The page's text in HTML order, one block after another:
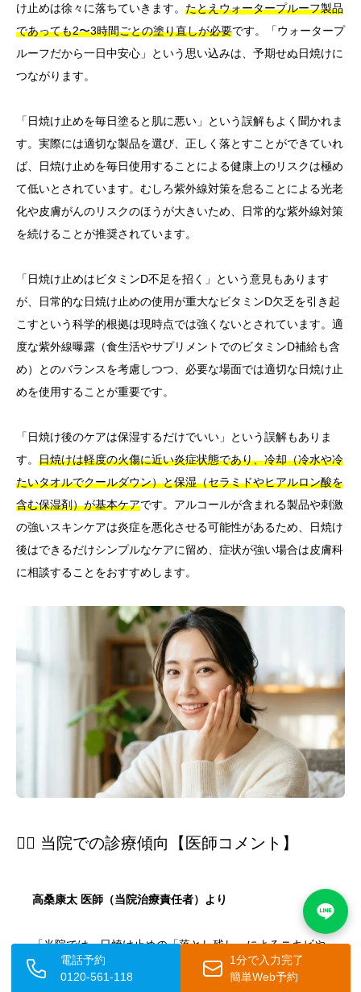
け止めは徐々に落ちていきます。 たとえウォータープルーフ製品
であっても2〜3時間ごとの塗り直しが必要です。「ウォータープ
ルーフだから一日中安心」という思い込みは、予期せぬ日焼けに
つながります。
「日焼け止めを毎日塗ると肌に悪い」という誤解もよく聞かれま
す。実際には適切な製品を選び、正しく落とすことができていれ
ば、日焼け止めを毎日使用することによる健康上のリスクは極め
て低いとされています。むしろ紫外線対策を怠ることによる光老
化や皮膚がんのリスクのほうが大きいため、日常的な紫外線対策
を続けることが推奨されています。
「日焼け止めはビタミンD不足を招く」という意見もあります
が、日常的な日焼け止めの使用が重大なビタミンD欠乏を引き起
こすという科学的根拠は現時点では強くないとされています。適
度な紫外線曝露（食生活やサプリメントでのビタミンD補給も含
め）とのバランスを考慮しつつ、必要な場面では適切な日焼け止
めを使用することが重要です。
「日焼け後のケアは保湿するだけでいい」という誤解もありま
す。 日焼けは軽度の火傷に近い炎症状態であり、冷却（冷水や冷
たいタオルでクールダウン）と保湿（セラミドやヒアルロン酸を
含む保湿剤）が基本ケアです。アルコールが含まれる製品や刺激
の強いスキンケアは炎症を悪化させる可能性があるため、日焼け
後はできるだけシンプルなケアに留め、症状が強い場合は皮膚科
に相談することをおすすめします。
👨‍⚕️ 当院での診療傾向【医師コメント】
高桑康太 医師（当院治療責任者）より
「当院では、日焼け止めの「落とし残し」によるニキビや
毛穴詰まりでご相談にいらっしゃる患者様が多く、ウォー
電話予約
0120-561-118
1分で入力完了
簡単Web予約